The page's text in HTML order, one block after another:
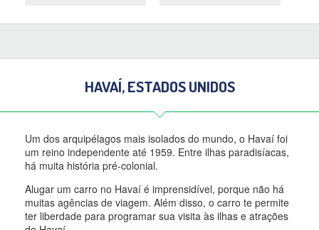
HAVAÍ, ESTADOS UNIDOS
Um dos arquipélagos mais isolados do mundo, o Havaí foi
um reino independente até 1959. Entre ilhas paradisíacas,
há muita história pré-colonial.
Alugar um carro no Havaí é imprensidível, porque não há
muitas agências de viagem. Além disso, o carro te permite
ter liberdade para programar sua visita às ilhas e atrações